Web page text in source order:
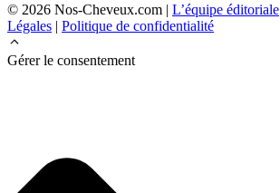
© 2026 Nos-Cheveux.com | L’équipe éditoriale
Légales | Politique de confidentialité
Gérer le consentement